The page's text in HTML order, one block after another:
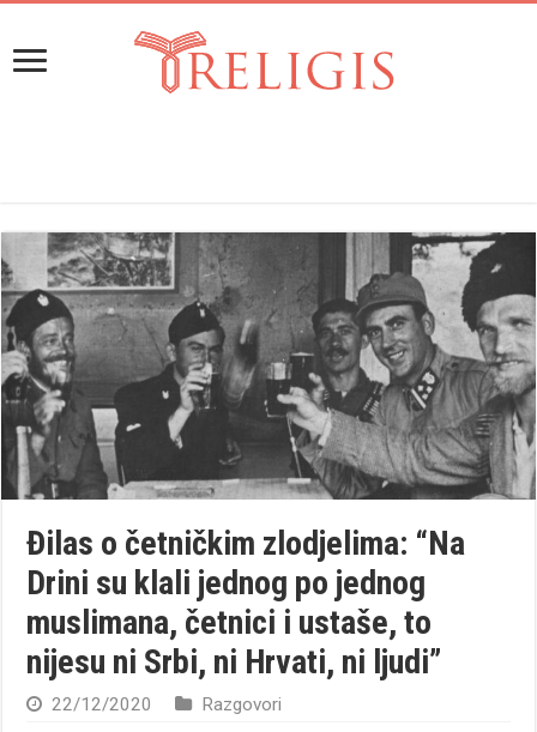
Đilas o četničkim zlodjelima: “Na
Drini su klali jednog po jednog
muslimana, četnici i ustaše, to
nijesu ni Srbi, ni Hrvati, ni ljudi”
22/12/2020 Razgovori